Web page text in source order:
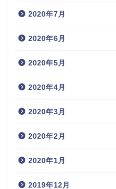
2020年7月
2020年6月
2020年5月
2020年4月
2020年3月
2020年2月
2020年1月
2019年12月